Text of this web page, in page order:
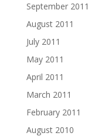
September 2011
August 2011
July 2011
May 2011
April 2011
March 2011
February 2011
August 2010